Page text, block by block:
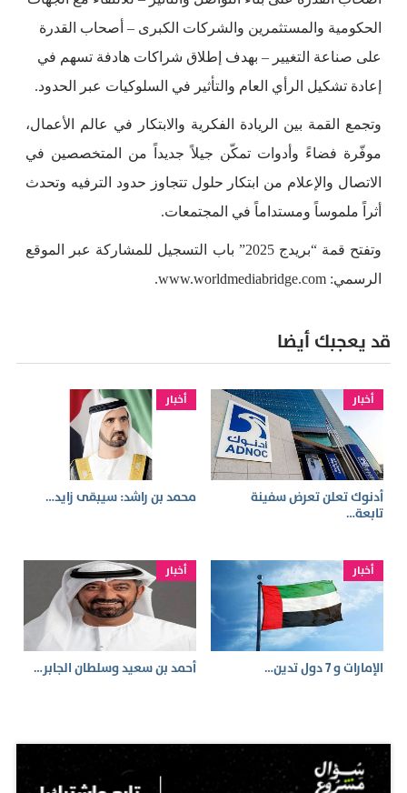
الحكومية والمستثمرين والشركات الكبرى – أصحاب القدرة
على صناعة التغيير – بهدف إطلاق شراكات هادفة تسهم في
إعادة تشكيل الرأي العام والتأثير في السلوكيات عبر الحدود.
وتجمع القمة بين الريادة الفكرية والابتكار في عالم الأعمال،
موفّرة فضاءً وأدوات تمكّن جيلاً جديداً من المتخصصين في
الاتصال والإعلام من ابتكار حلول تتجاوز حدود الترفيه وتحدث
أثراً ملموساً ومستداماً في المجتمعات.
وتفتح قمة “بريدج 2025” باب التسجيل للمشاركة عبر الموقع
الرسمي: www.worldmediabridge.com.
قد يعجبك أيضا
أخبار
أدنوك تعلن تعرض سفينة
تابعة…
أخبار
محمد بن راشد: سيبقى زايد…
أخبار
الإمارات و 7 دول تدين…
أخبار
أحمد بن سعيد وسلطان الجابر…